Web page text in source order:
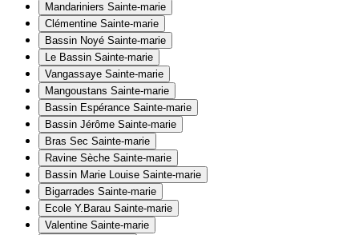
Mandariniers Sainte-marie
Clémentine Sainte-marie
Bassin Noyé Sainte-marie
Le Bassin Sainte-marie
Vangassaye Sainte-marie
Mangoustans Sainte-marie
Bassin Espérance Sainte-marie
Bassin Jérôme Sainte-marie
Bras Sec Sainte-marie
Ravine Sèche Sainte-marie
Bassin Marie Louise Sainte-marie
Bigarrades Sainte-marie
Ecole Y.Barau Sainte-marie
Valentine Sainte-marie